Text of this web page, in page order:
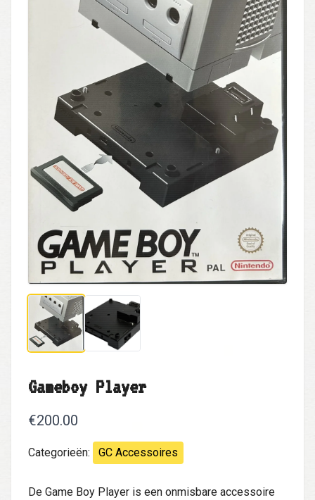
Gameboy Player
€200.00
Categorieën: GC Accessoires
De Game Boy Player is een onmisbare accessoire